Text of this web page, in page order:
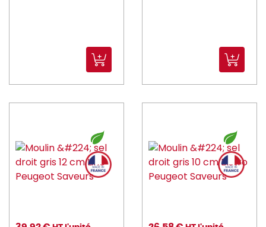
montandor (2)
NUMATIC (6)
overone (4)